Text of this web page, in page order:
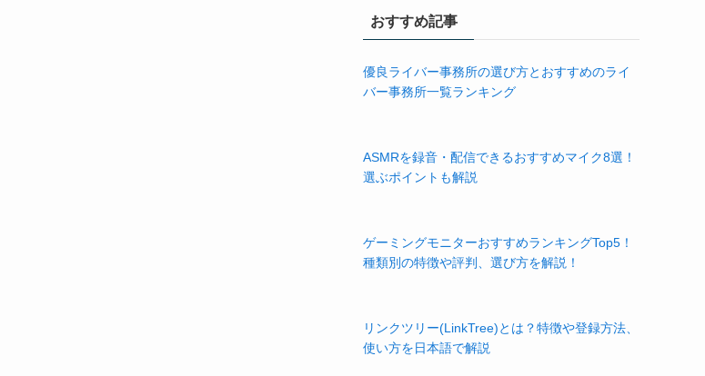
おすすめ記事
優良ライバー事務所の選び方とおすすめのライ
バー事務所一覧ランキング
ASMRを録音・配信できるおすすめマイク8選！
選ぶポイントも解説
ゲーミングモニターおすすめランキングTop5！
種類別の特徴や評判、選び方を解説！
リンクツリー(LinkTree)とは？特徴や登録方法、
使い方を日本語で解説